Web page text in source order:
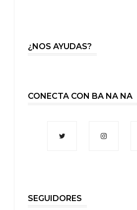
¿NOS AYUDAS?
CONECTA CON BA NA NA
SEGUIDORES